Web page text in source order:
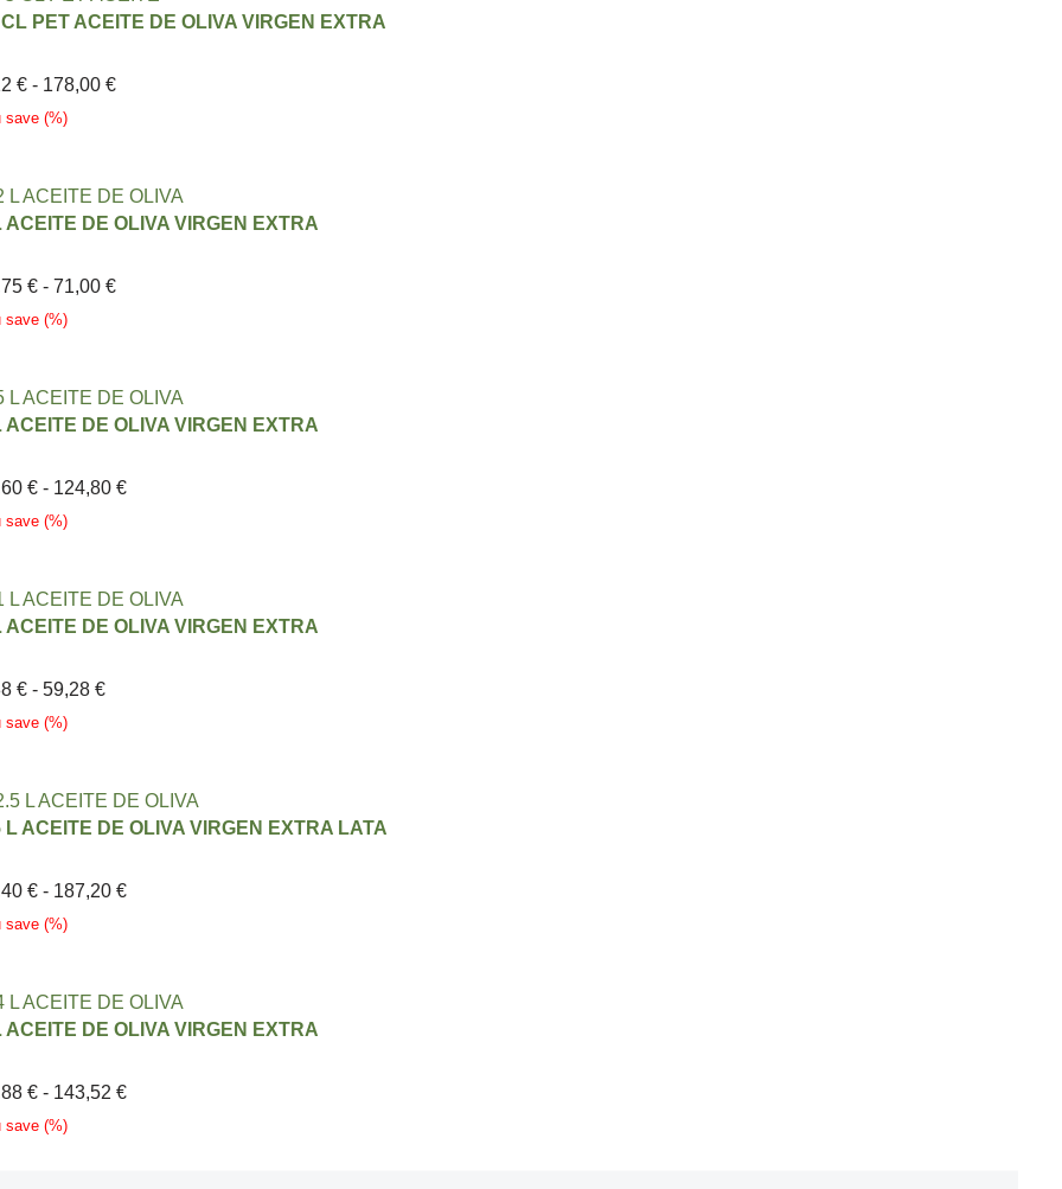
PET ACEITE DE OLIVA VIRGEN EXTRA
€ - 178,00 €
save (%)
ACEITE DE OLIVA VIRGEN EXTRA
€ - 71,00 €
save (%)
ACEITE DE OLIVA VIRGEN EXTRA
€ - 124,80 €
save (%)
ACEITE DE OLIVA VIRGEN EXTRA
€ - 59,28 €
save (%)
L ACEITE DE OLIVA VIRGEN EXTRA LATA
€ - 187,20 €
save (%)
ACEITE DE OLIVA VIRGEN EXTRA
€ - 143,52 €
save (%)